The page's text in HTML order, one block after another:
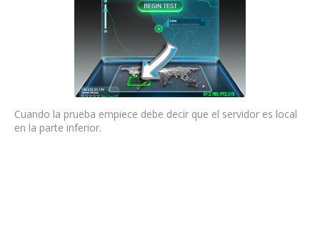
Cuando la prueba empiece debe decir que el servidor es local
en la parte inferior.